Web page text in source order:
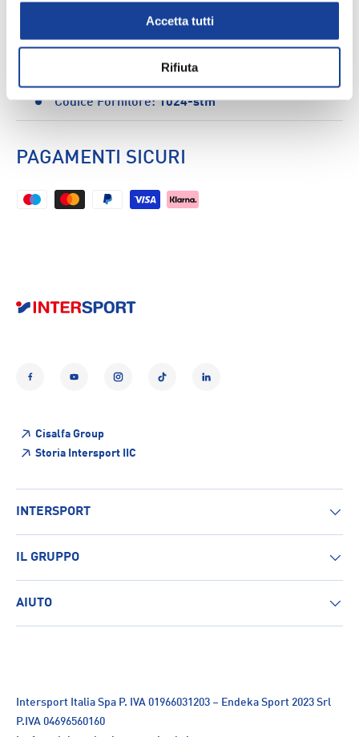
Accetta tutti
Rifiuta
Calze Sci Lacerta Elnath - Unisex
Codice Fornitore: 1024-stm
PAGAMENTI SICURI
YouTubeInstagramTikTok LinkedIn
Cisalfa Group
Storia Intersport IIC
INTERSPORT
IL GRUPPO
AIUTO
Intersport Italia Spa P. IVA 01966031203 – Endeka Sport 2023 Srl
P.IVA 04696560160